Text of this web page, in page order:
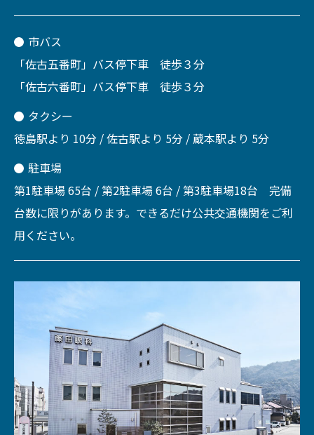
市バス
「佐古五番町」バス停下車 徒歩３分
「佐古六番町」バス停下車 徒歩３分
タクシー
徳島駅より 10分 / 佐古駅より 5分 / 蔵本駅より 5分
駐車場
第1駐車場 65台 / 第2駐車場 6台 / 第3駐車場18台 完備
台数に限りがあります。できるだけ公共交通機関をご利
用ください。